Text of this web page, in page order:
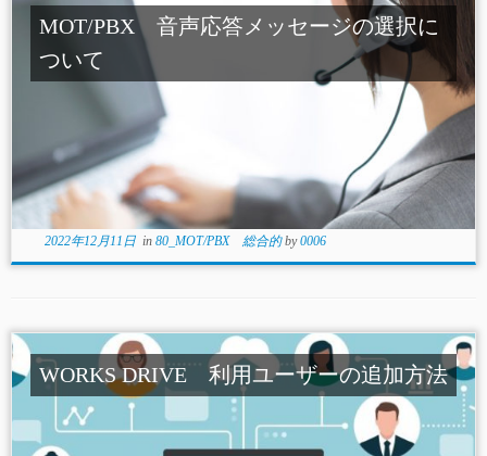
MOT/PBX 音声応答メッセージの選択に
ついて
2022年12月11日in 80_MOT/PBX 総合的by0006
WORKS DRIVE 利用ユーザーの追加方法